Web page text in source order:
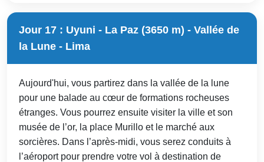
Jour 17 : Uyuni - La Paz (3650 m) - Vallée de
la Lune - Lima
Aujourd'hui, vous partirez dans la vallée de la lune
pour une balade au cœur de formations rocheuses
étranges. Vous pourrez ensuite visiter la ville et son
musée de l’or, la place Murillo et le marché aux
sorcières. Dans l’après-midi, vous serez conduits à
l’aéroport pour prendre votre vol à destination de